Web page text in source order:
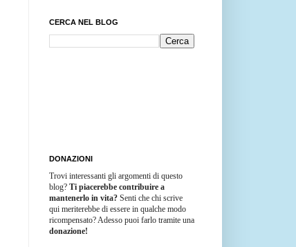
CERCA NEL BLOG
DONAZIONI
Trovi interessanti gli argomenti di questo
blog? Ti piacerebbe contribuire a
mantenerlo in vita? Senti che chi scrive
qui meriterebbe di essere in qualche modo
ricompensato? Adesso puoi farlo tramite una
donazione!